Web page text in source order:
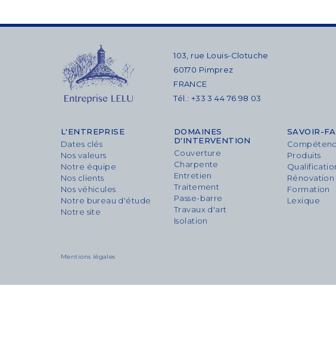
103, rue Louis-Clotuche
60170 Pimprez
FRANCE
Tél.: +33 3 44 76 98 03
L'ENTREPRISE
Dates clés
Nos valeurs
Notre équipe
Nos clients
Nos véhicules
Notre bureau d'étude
Notre site
DOMAINES
D'INTERVENTION
Couverture
Charpente
Entretien
Traitement
Passe-barre
Travaux d'art
Isolation
SAVOIR-
Produits
Rénovation
Formation
Lexique
Mentions légales